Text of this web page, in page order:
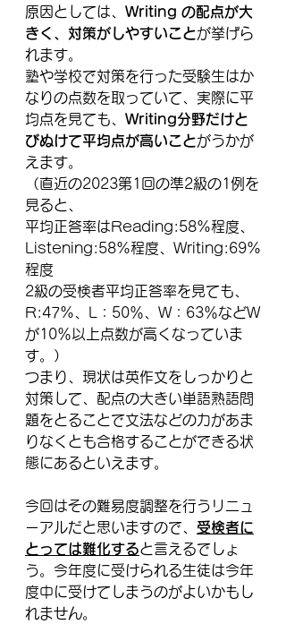
原因としては、 Writing の配点が大
きく、対策がしやすいことが挙げら
れます。
塾や学校で対策を行った受験生はか
なりの点数を取っていて、実際に平
均点を見ても、 Writing分野だけと
びぬけて平均点が高いことがうかが
えます。
（直近の2023第1回の準2級の1例を
見ると、
平均正答率はReading:58%程度、
Listening:58%程度、Writing:69%
程度
2級の受検者平均正答率を見ても、
R:47%、L：50％、W：63％などW
が10％以上点数が高くなっていま
す。）
つまり、現状は英作文をしっかりと
対策して、配点の大きい単語熟語問
題をとることで文法などの力があま
りなくとも合格することができる状
態にあるといえます。
今回はその難易度調整を行うリニュ
ーアルだと思いますので、 受検者に
とっては難化すると言えるでしょ
う。今年度に受けられる生徒は今年
度中に受けてしまうのがよいかもし
れません。